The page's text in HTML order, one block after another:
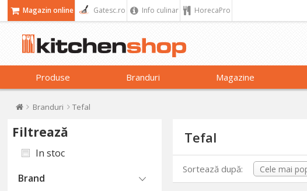
Magazin online Gatesc.ro Info culinar HorecaPro
Produse Branduri Magazine
Branduri Tefal
Filtrează
In stoc
Brand
Tefal
Sortează după: